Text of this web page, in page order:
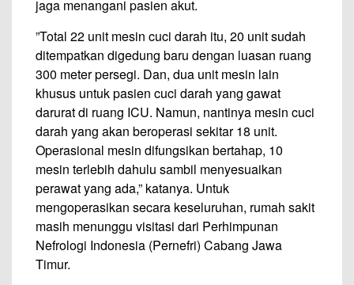
jaga menangani pasien akut.
”Total 22 unit mesin cuci darah itu, 20 unit sudah
ditempatkan digedung baru dengan luasan ruang
300 meter persegi. Dan, dua unit mesin lain
khusus untuk pasien cuci darah yang gawat
darurat di ruang ICU. Namun, nantinya mesin cuci
darah yang akan beroperasi sekitar 18 unit.
Operasional mesin difungsikan bertahap, 10
mesin terlebih dahulu sambil menyesuaikan
perawat yang ada,” katanya. Untuk
mengoperasikan secara keseluruhan, rumah sakit
masih menunggu visitasi dari Perhimpunan
Nefrologi Indonesia (Pernefri) Cabang Jawa
Timur.